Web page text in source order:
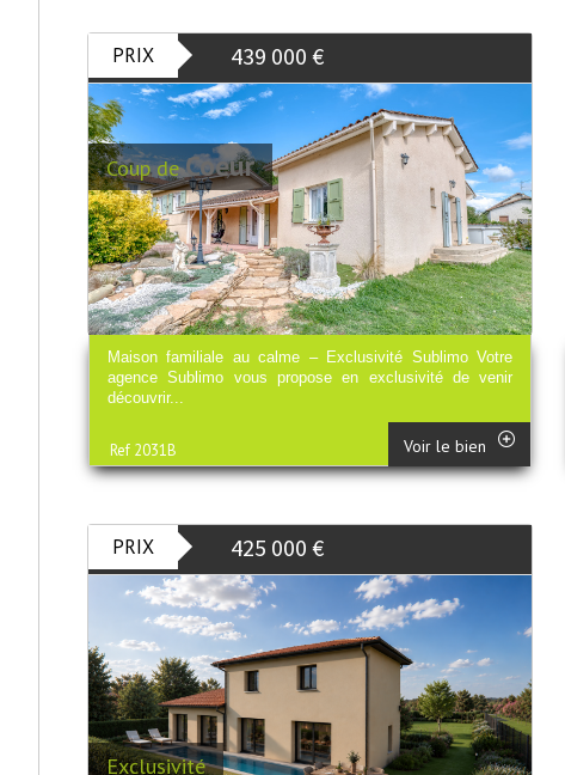
PRIX 439 000 €
Coup deCoeur
Maison familiale au calme – Exclusivité Sublimo Votre
agence Sublimo vous propose en exclusivité de venir
découvrir...
Ref 2031B Voir le bien
PRIX 425 000 €
Exclusivité